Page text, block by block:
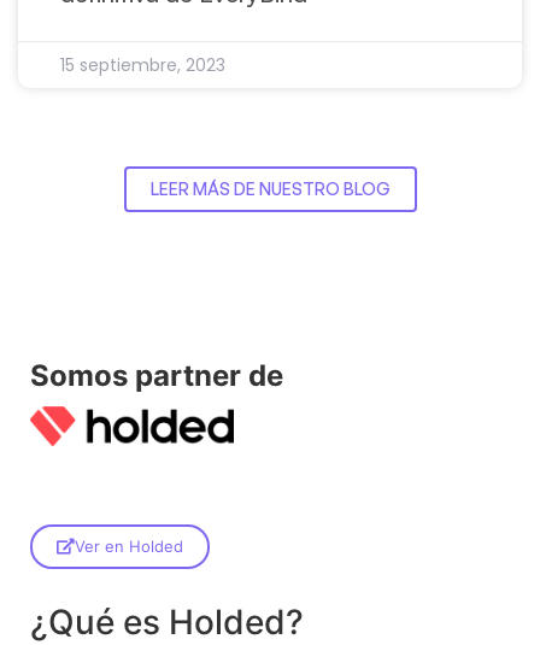
15 septiembre, 2023
LEER MÁS DE NUESTRO BLOG
Somos partner de
Ver en Holded
¿Qué es Holded?